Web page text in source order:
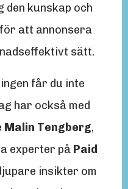
den kunskap och
att annonsera
sätt.
får du inte
har också med
Malin Tengberg,
experter på Paid
insikter om